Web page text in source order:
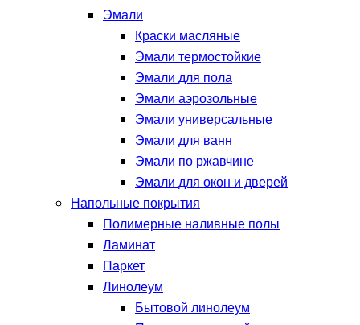
Эмали
Краски масляные
Эмали термостойкие
Эмали для пола
Эмали аэрозольные
Эмали универсальные
Эмали для ванн
Эмали по ржавчине
Эмали для окон и дверей
Напольные покрытия
Полимерные наливные полы
Ламинат
Паркет
Линолеум
Бытовой линолеум